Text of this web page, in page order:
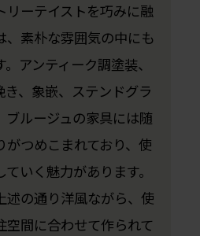
リーテイストを巧みに融
、素朴な雰囲気の中にも
アンティーク調塗装、
き、象嵌、ステンドグラ
ブルージュの家具には随
つめこまれており、使
いく魅力があります。
述の通り洋風ながら、使
空間に合わせて作られて